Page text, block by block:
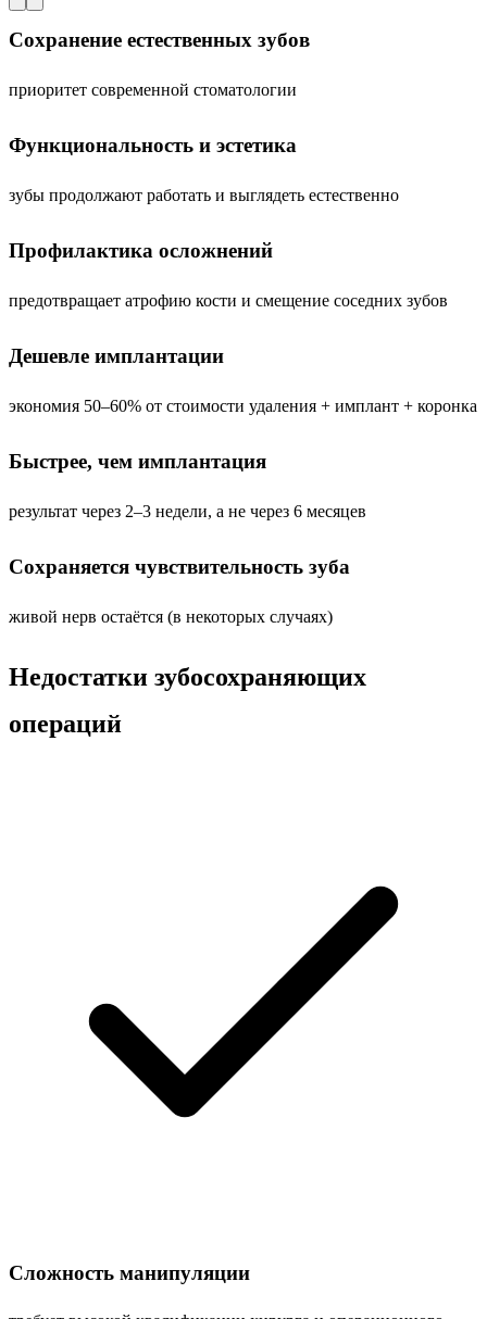
Сохранение естественных зубов
приоритет современной стоматологии
Функциональность и эстетика
зубы продолжают работать и выглядеть естественно
Профилактика осложнений
предотвращает атрофию кости и смещение соседних зубов
Дешевле имплантации
экономия 50–60% от стоимости удаления + имплант + коронка
Быстрее, чем имплантация
результат через 2–3 недели, а не через 6 месяцев
Сохраняется чувствительность зуба
живой нерв остаётся (в некоторых случаях)
Недостатки зубосохраняющих
операций
Сложность манипуляции